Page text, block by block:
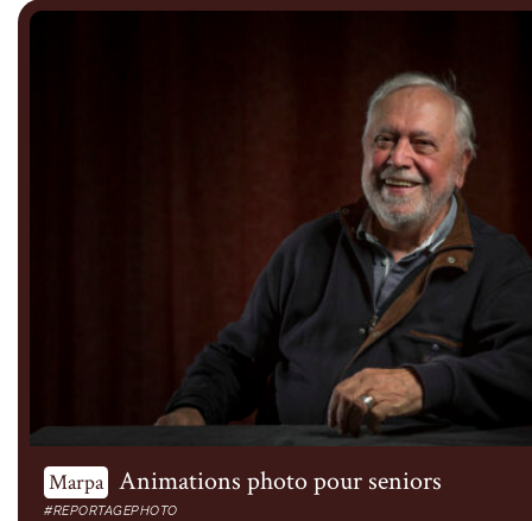
Marpa Animations photo pour seniors
#REPORTAGEPHOTO